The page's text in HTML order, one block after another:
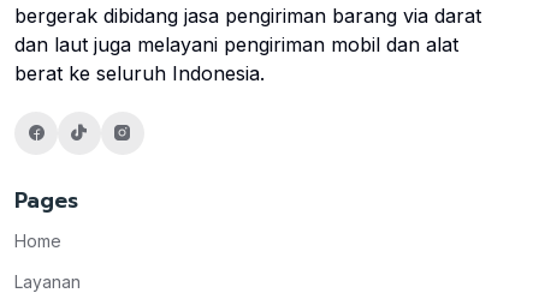
bergerak dibidang jasa pengiriman barang via darat
dan laut juga melayani pengiriman mobil dan alat
berat ke seluruh Indonesia.
Pages
Home
Layanan